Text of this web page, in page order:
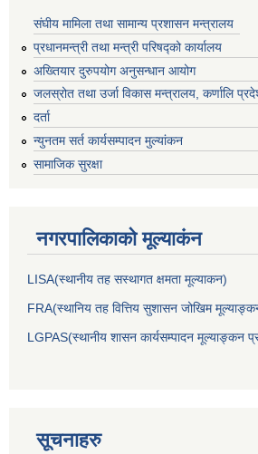
संघीय मामिला तथा सामान्य प्रशासन मन्त्रालय
प्रधानमन्त्री तथा मन्त्री परिषद्को कार्यालय
अख्तियार दुरुपयोग अनुसन्धान आयोग
जलस्रोत तथा उर्जा विकास मन्त्रालय, कर्णालि
दर्ता
न्युनतम सर्त कार्यसम्पादन मुल्यांकन
सामाजिक सुरक्षा
नगरपालिकाकाे मूल्याकंन
LISA(स्थानीय तह सस्थागत क्षमता मूल्याक‌न)
FRA(स्थानिय तह वित्तिय सुशासन जोखिम
LGPAS(स्थानीय शासन कार्यसम्पादन मूल्याङ्कन
सूचनाहरु